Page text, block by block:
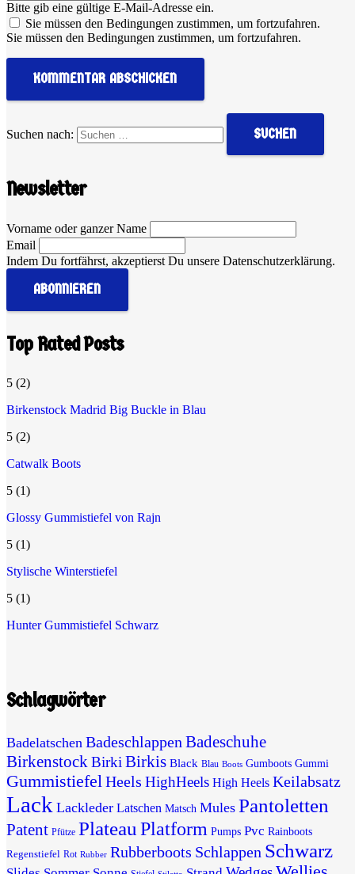
Bitte gib eine gültige E-Mail-Adresse ein.
Sie müssen den Bedingungen zustimmen, um fortzufahren.
Sie müssen den Bedingungen zustimmen, um fortzufahren.
KOMMENTAR ABSCHICKEN
Suchen nach:
Newsletter
Vorname oder ganzer Name
Email
Indem Du fortfährst, akzeptierst Du unsere Datenschutzerklärung.
Top Rated Posts
5 (2)
Birkenstock Madrid Big Buckle in Blau
5 (2)
Catwalk Boots
5 (1)
Glossy Gummistiefel von Rajn
5 (1)
Stylische Winterstiefel
5 (1)
Hunter Gummistiefel Schwarz
Schlagwörter
Badelatschen BadeschlappenBadeschuhe
BirkenstockBirkiBirkis Black Blau Boots Gumboots Gummi
GummistiefelHeels HighHeels High Heels Keilabsatz
Lack Lackleder Latschen Matsch Mules Pantoletten
Patent Pfütze PlateauPlatform Pumps Pvc Rainboots
Regenstiefel Rot Rubber Rubberboots Schlappen Schwarz